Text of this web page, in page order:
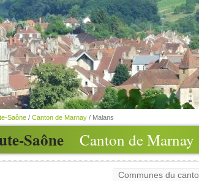
Saône Canton de Marnay
Saône / Canton de Marnay / Malans